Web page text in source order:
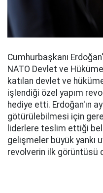
Cumhurbaşkanı
NATO Devlet ve
katılan devlet ve
işlendiği özel yapım
hediye etti. Erdoğan'ın
götürülebilmesi için
liderlere teslim ettiği
gelişmeler büyük yankı
revolverin ilk görüntüsü